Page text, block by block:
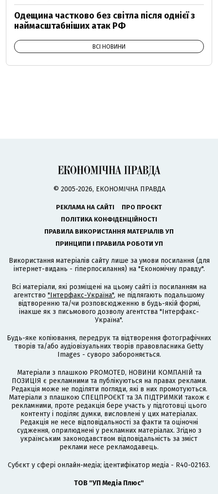
Одещина частково без світла після однієї з
наймасштабніших атак РФ
ВСІ НОВИНИ
© 2005-2026, ЕКОНОМІЧНА ПРАВДА
РЕКЛАМА НА САЙТІ
ПРО ПРОЄКТ
ПОЛІТИКА КОНФІДЕНЦІЙНОСТІ
ПРАВИЛА ВИКОРИСТАННЯ МАТЕРІАЛІВ УП
ПРИНЦИПИ І ПРАВИЛА РОБОТИ УП
Використання матеріалів сайту лише за умови посилання (для
інтернет-видань - гіперпосилання) на "Економічну правду".
Всі матеріали, які розміщені на цьому сайті із посиланням на
агентство "Інтерфакс-Україна", не підлягають подальшому
відтворенню та/чи розповсюдженню в будь-якій формі,
інакше як з письмового дозволу агентства "Інтерфакс-
Україна".
Будь-яке копіювання, передрук та відтворення фотографічних
творів та/або аудіовізуальних творів правовласника Getty
Images - суворо забороняється.
Матеріали з плашкою PROMOTED, НОВИНИ КОМПАНІЙ та
ПОЗИЦІЯ є рекламними та публікуються на правах реклами.
Редакція може не поділяти погляди, які в них промотуються.
Матеріали з плашкою СПЕЦПРОЄКТ та ЗА ПІДТРИМКИ також є
рекламними, проте редакція бере участь у підготовці цього
контенту і поділяє думки, висловлені у цих матеріалах.
Редакція не несе відповідальності за факти та оціночні
судження, оприлюднені у рекламних матеріалах. Згідно з
українським законодавством відповідальність за зміст
реклами несе рекламодавець.
Cубєкт у сфері онлайн-медіа; ідентифікатор медіа - R40-02163.
ТОВ "УП Медіа Плюс"